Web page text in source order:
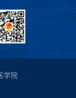
学院